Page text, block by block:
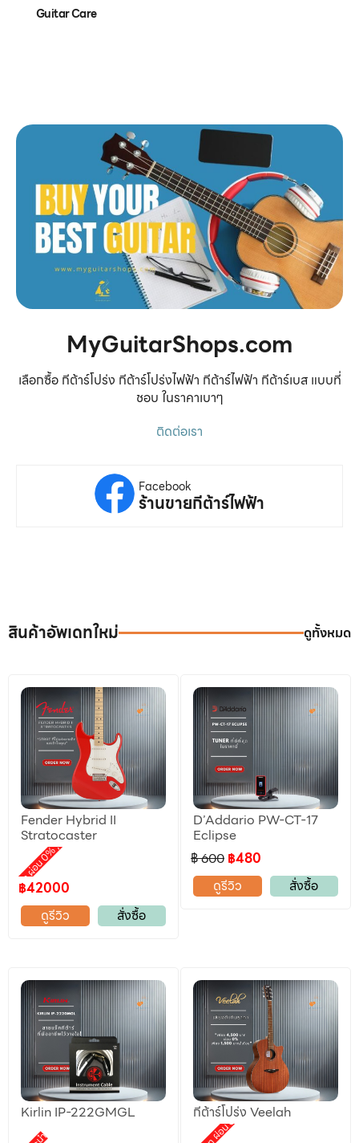
Guitar Care
MyGuitarShops.com
เลือกซื้อ กีต้าร์โปร่ง กีต้าร์โปร่งไฟฟ้า กีต้าร์ไฟฟ้า กีต้าร์เบส แบบที่
ชอบ ในราคาเบาๆ
ติดต่อเรา
Facebook
ร้านขายกีต้าร์ไฟฟ้า
สินค้าอัพเดทใหม่ ดูทั้งหมด
Fender Hybrid II
Stratocaster
ผ่อน 0%
,
ลดราคา
฿42000
ดูรีวิว
สั่งซื้อ
D’Addario PW-CT-17
Eclipse
฿ 600 ฿480
ดูรีวิว
สั่งซื้อ
Kirlin IP-222GMGL กีต้าร์โปร่ง Veelah